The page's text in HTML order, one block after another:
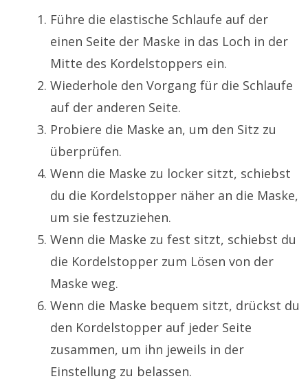
Führe die elastische Schlaufe auf der
einen Seite der Maske in das Loch in der
Mitte des Kordelstoppers ein.
Wiederhole den Vorgang für die Schlaufe
auf der anderen Seite.
Probiere die Maske an, um den Sitz zu
überprüfen.
Wenn die Maske zu locker sitzt, schiebst
du die Kordelstopper näher an die Maske,
um sie festzuziehen.
Wenn die Maske zu fest sitzt, schiebst du
die Kordelstopper zum Lösen von der
Maske weg.
Wenn die Maske bequem sitzt, drückst du
den Kordelstopper auf jeder Seite
zusammen, um ihn jeweils in der
Einstellung zu belassen.